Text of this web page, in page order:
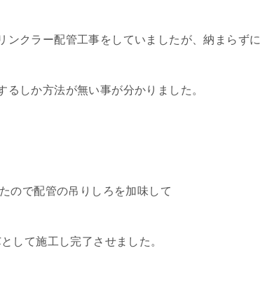
ンクラー配管工事をしていましたが、納まらずに
るしか方法が無い事が分かりました。
ので配管の吊りしろを加味して
して施工し完了させました。